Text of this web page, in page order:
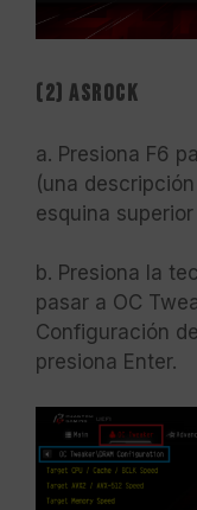
(2) ASRock
a. Presiona F6
(una
esquina
b. Presiona la
pasar a OC
Configuración
presiona Enter.